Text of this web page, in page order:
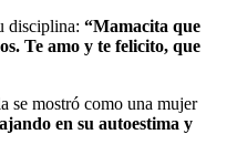
disciplina: “Mamacita que
Te amo y te felicito, que
se mostró como una mujer
en su autoestima y